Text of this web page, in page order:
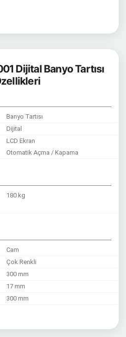
Dijital Banyo Tartısı
Banyo Tartısı
Dijital
LCD Ekran
Otomatik Açma / Kapama
180 kg
Cam
Çok Renkli
300 mm
17 mm
300 mm